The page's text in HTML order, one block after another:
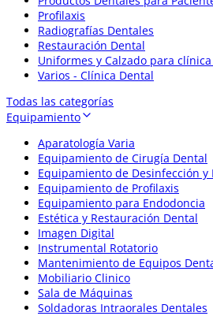
Profilaxis
Radiografías Dentales
Restauración Dental
Uniformes y Calzado para
Varios - Clínica Dental
Todas las categorías
Equipamiento
Aparatología Varia
Equipamiento de Cirugía Dental
Equipamiento de Desinfección y
Equipamiento de Profilaxis
Equipamiento para Endodoncia
Estética y Restauración Dental
Imagen Digital
Instrumental Rotatorio
Mantenimiento de Equipos
Mobiliario Clinico
Sala de Máquinas
Soldadoras Intraorales Dentales